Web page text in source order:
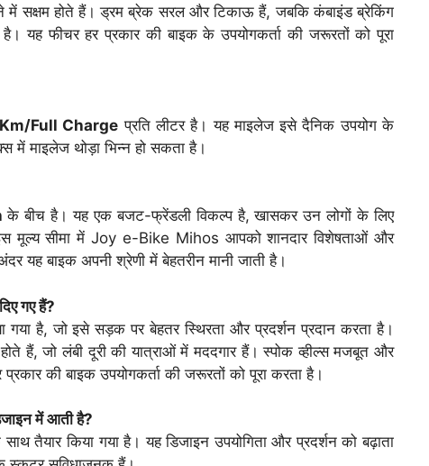
में सक्षम होते हैं। ड्रम ब्रेक सरल और टिकाऊ हैं, जबकि कंबाइंड ब्रेकिंग
यह फीचर हर प्रकार की बाइक के उपयोगकर्ता की जरूरतों को पूरा
Full Charge प्रति लीटर है। यह माइलेज इसे दैनिक उपयोग के
में माइलेज थोड़ा भिन्न हो सकता है।
के बीच है। यह एक बजट-फ्रेंडली विकल्प है, खासकर उन लोगों के लिए
मूल्य सीमा में Joy e-Bike Mihos आपको शानदार विशेषताओं और
यह बाइक अपनी श्रेणी में बेहतरीन मानी जाती है।
गए हैं?
गया है, जो इसे सड़क पर बेहतर स्थिरता और प्रदर्शन प्रदान करता है।
हैं, जो लंबी दूरी की यात्राओं में मददगार हैं। स्पोक व्हील्स मजबूत और
की बाइक उपयोगकर्ता की जरूरतों को पूरा करता है।
में आती है?
तैयार किया गया है। यह डिजाइन उपयोगिता और प्रदर्शन को बढ़ाता